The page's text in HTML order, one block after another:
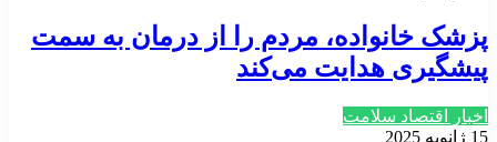
پزشک خانواده، مردم را از درمان به سمت
پیشگیری هدایت می‌کند
اخبار اقتصاد سلامت
15 ژانویه 2025